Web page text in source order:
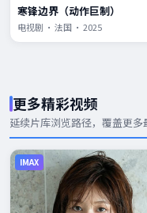
寒锋边界（动作巨制）
电视剧 · 法国 · 2025
更多精彩视频
延续片库浏览路径，覆盖更多
IMAX